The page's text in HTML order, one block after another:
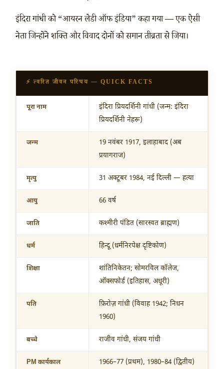
इंदिरा गांधी को “आयरन लेडी ऑफ इंडिया” कहा गया — एक ऐसी
नेता जिन्होंने शक्ति और विवाद दोनों को समान तीव्रता से जिया।
⚡ त्वरित जीवन परिचय — QUICK FACTS
पूरा नाम
इंदिरा प्रियदर्शिनी गांधी (जन्म: इंदिरा
प्रियदर्शिनी नेहरू)
जन्म 19 नवंबर 1917, इलाहाबाद (अब
प्रयागराज)
मृत्यु 31 अक्टूबर 1984, नई दिल्ली — हत्या
आयु 66 वर्ष
जाति कश्मीरी पंडित (सारस्वत ब्राह्मण)
धर्म हिन्दू (धर्मनिरपेक्ष दृष्टिकोण)
शिक्षा
शांतिनिकेतन; सोमरविल कॉलेज,
ऑक्सफोर्ड (इतिहास, अधूरी)
पति
फ़िरोज़ गांधी (विवाह 1942; निधन
1960)
बच्चे राजीव गांधी, संजय गांधी
PM कार्यकाल 1966–77 (प्रथम), 1980–84 (द्वितीय)